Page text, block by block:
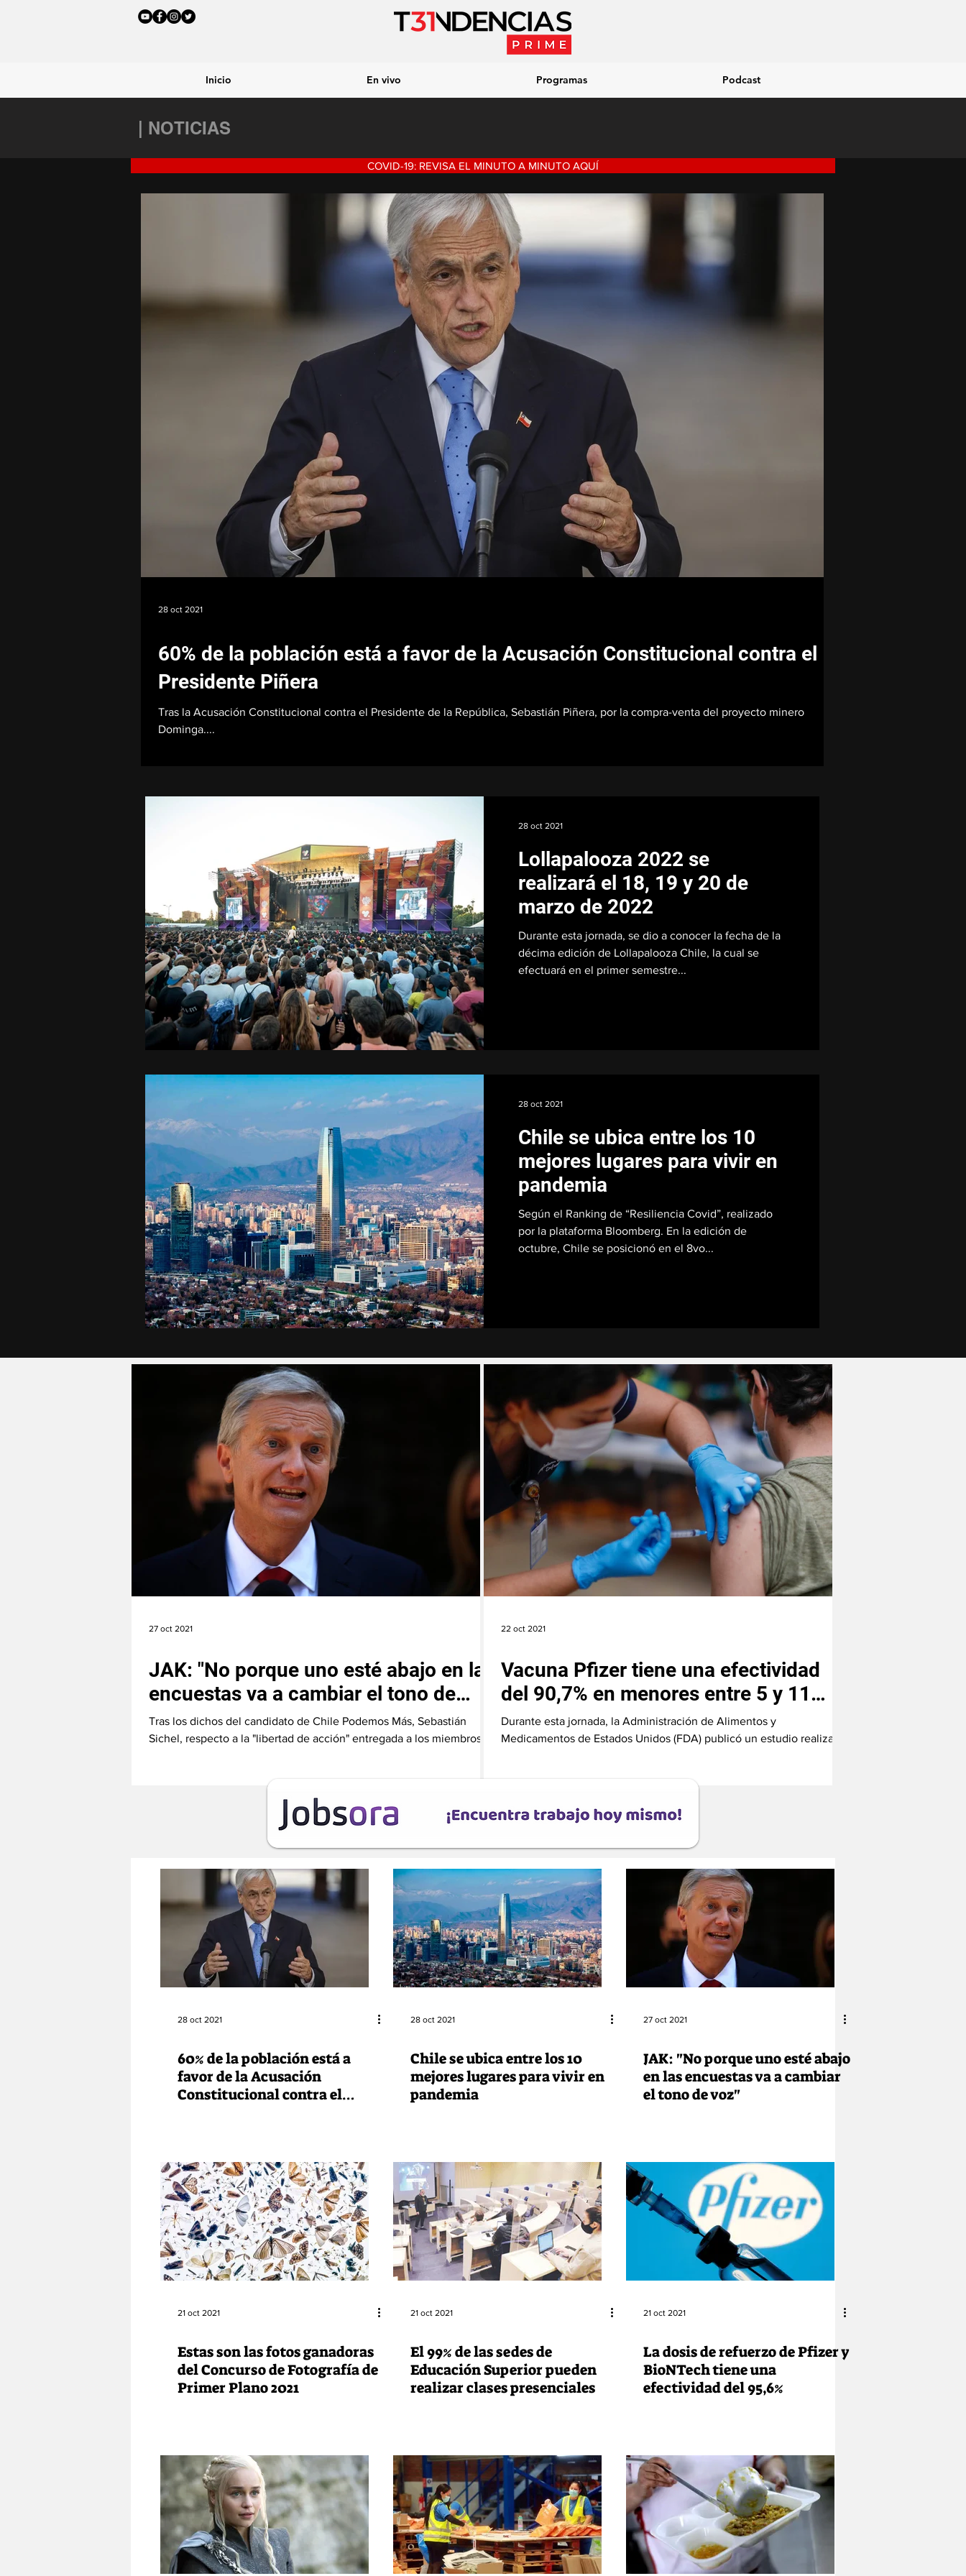
Inicio En vivo Programas Podcast
COVID-19: REVISA EL MINUTO A MINUTO AQUÍ
60% de la población está a favor de la Acusación Constitucional contra el
Presidente Piñera
Tras la Acusación Constitucional contra el Presidente de la República, Sebastián Piñera, por la compra-venta del proyecto minero
Dominga....
28 oct 2021
Lollapalooza 2022 se
realizará el 18, 19 y 20 de
marzo de 2022
Durante esta jornada, se dio a conocer la fecha de la
décima edición de Lollapalooza Chile, la cual se
efectuará en el primer semestre...
28 oct 2021
Chile se ubica entre los 10
mejores lugares para vivir en
pandemia
Según el Ranking de “Resiliencia Covid”, realizado
por la plataforma Bloomberg. En la edición de
octubre, Chile se posicionó en el 8vo...
28 oct 2021
| NOTICIAS
JAK: "No porque uno esté abajo en las
encuestas va a cambiar el tono de
voz"
Tras los dichos del candidato de Chile Podemos Más, Sebastián
Sichel, respecto a la "libertad de acción" entregada a los miembros
27 oct 2021
Vacuna Pfizer tiene una efectividad
del 90,7% en menores entre 5 y 11
años
Durante esta jornada, la Administración de Alimentos y
Medicamentos de Estados Unidos (FDA) publicó un estudio realizado
22 oct 2021
28 oct 2021
60% de la población está a
favor de la Acusación
Constitucional contra el
28 oct 2021
Chile se ubica entre los 10
mejores lugares para vivir en
pandemia
27 oct 2021
JAK: "No porque uno esté abajo
en las encuestas va a cambiar
el tono de voz"
21 oct 2021
Estas son las fotos ganadoras
del Concurso de Fotografía de
Primer Plano 2021
21 oct 2021
El 99% de las sedes de
Educación Superior pueden
realizar clases presenciales
21 oct 2021
La dosis de refuerzo de Pfizer y
BioNTech tiene una
efectividad del 95,6%